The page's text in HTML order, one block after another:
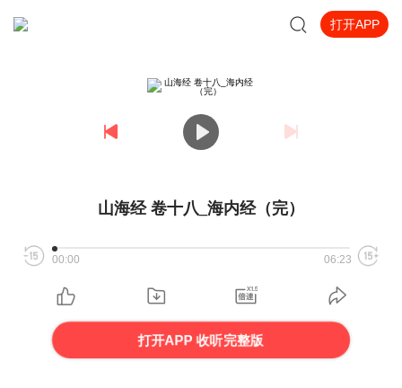
打开APP
山海经 卷十八_海内经（完）
00:00 06:23
打开APP 收听完整版